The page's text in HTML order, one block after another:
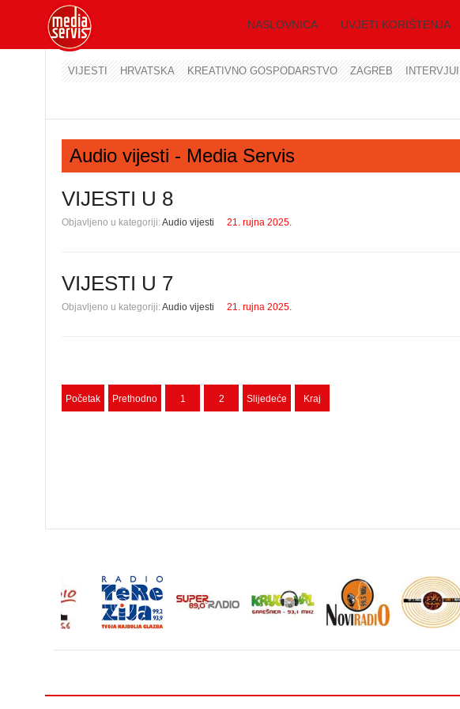
NASLOVNICA UVJETI KORIŠTENJA
VIJESTI HRVATSKA KREATIVNO GOSPODARSTVO ZAGREB INTERVJUI
Audio vijesti - Media Servis
VIJESTI U 8
Objavljeno u kategoriji:Audio vijesti 21. rujna 2025.
VIJESTI U 7
Objavljeno u kategoriji:Audio vijesti 21. rujna 2025.
Početak Prethodno 1 2 Slijedeće Kraj